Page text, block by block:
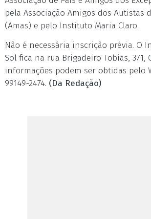
pela Associação Amigos dos Autistas
(Amas) e pelo Instituto Maria Claro.
Não é necessária inscrição prévia. O
Sol fica na rua Brigadeiro Tobias, 371,
informações podem ser obtidas pelo
99149-2474. (Da Redação)